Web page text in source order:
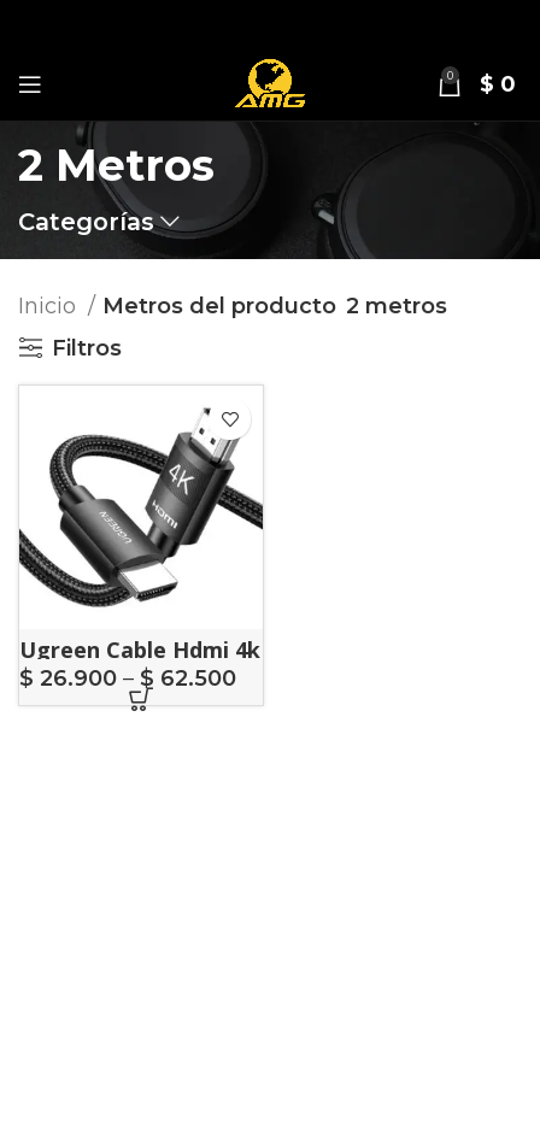
0 $ 0
2 Metros
Categorías
Inicio Metros del producto 2 metros
Filtros
Ugreen Cable Hdmi 4k
$ 26.900 – $ 62.500